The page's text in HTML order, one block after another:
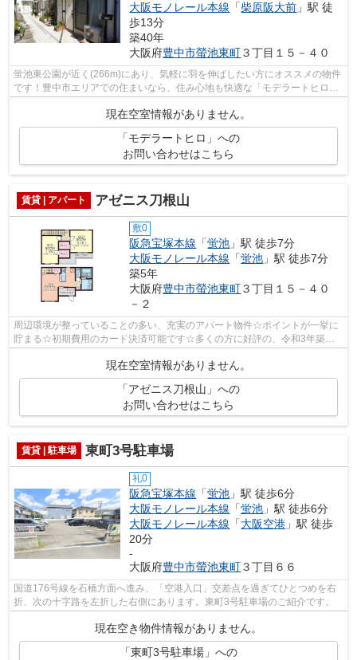
大阪モノレール本線 「柴原阪大前 」駅 徒
歩13分
築40年
大阪府豊中市螢池東町３丁目１５－４０
蛍池東公園が近く(266m)にあり、気軽に羽を伸ばしたい方にオススメの物件
です！豊中市エリアでの住まいなら、住み心地も快適な「モデラートヒロ」
現在空室情報がありません。
「モデラートヒロ」への
お問い合わせはこちら
賃貸 | アパート アゼニス刀根山
敷0
阪急宝塚本線 「蛍池 」駅 徒歩7分
大阪モノレール本線 「蛍池 」駅 徒歩7分
築5年
大阪府豊中市螢池東町３丁目１５－４０
－２
周辺環境が整っていることの多い、充実のアパート物件☆ポイントが一挙に
貯まる☆初期費用のカード決済可能です☆多くの方に好評の、令和3年築の
物件☆通勤やお出かけに便利な、徒歩7分に...
現在空室情報がありません。
「アゼニス刀根山」への
お問い合わせはこちら
賃貸 | 駐車場 東町3号駐車場
礼0
阪急宝塚本線 「蛍池 」駅 徒歩6分
大阪モノレール本線 「蛍池 」駅 徒歩6分
大阪モノレール本線 「大阪空港 」駅 徒歩
20分
-
大阪府豊中市螢池東町３丁目６６
国道176号線を石橋方面へ進み、「空港入口」交差点を過ぎてひとつめを右
折、次の十字路を左折した右側にあります。東町3号駐車場のご紹介です。
現在空き物件情報がありません。
「東町3号駐車場」への